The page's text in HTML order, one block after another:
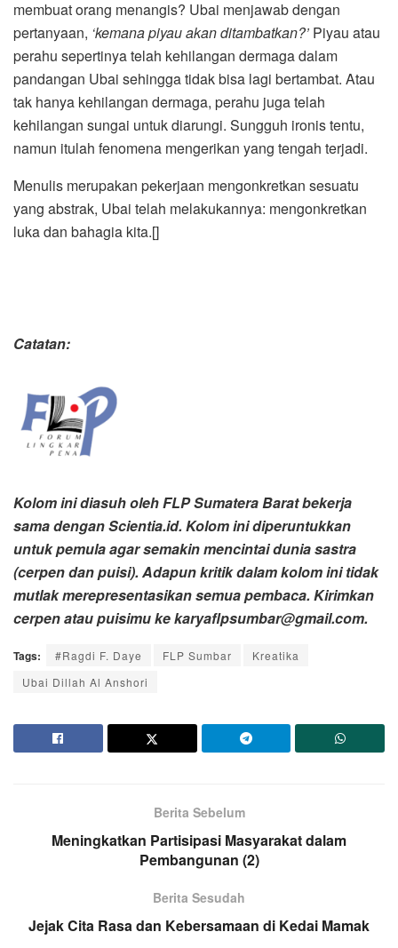
membuat orang menangis? Ubai menjawab dengan
pertanyaan, ‘kemana piyau akan ditambatkan?’ Piyau atau
perahu sepertinya telah kehilangan dermaga dalam
pandangan Ubai sehingga tidak bisa lagi bertambat. Atau
tak hanya kehilangan dermaga, perahu juga telah
kehilangan sungai untuk diarungi. Sungguh ironis tentu,
namun itulah fenomena mengerikan yang tengah terjadi.
Menulis merupakan pekerjaan mengonkretkan sesuatu
yang abstrak, Ubai telah melakukannya: mengonkretkan
luka dan bahagia kita.[]
Catatan:
Kolom ini diasuh oleh FLP Sumatera Barat bekerja
sama dengan Scientia.id. Kolom ini diperuntukkan
untuk pemula agar semakin mencintai dunia sastra
(cerpen dan puisi). Adapun kritik dalam kolom ini tidak
mutlak merepresentasikan semua pembaca. Kirimkan
cerpen atau puisimu ke karyaflpsumbar@gmail.com.
Tags: #Ragdi F. Daye FLP Sumbar
Kreatika
Ubai Dillah Al Anshori
Berita Sebelum
Meningkatkan Partisipasi Masyarakat dalam
Pembangunan (2)
Berita Sesudah
Jejak Cita Rasa dan Kebersamaan di Kedai Mamak